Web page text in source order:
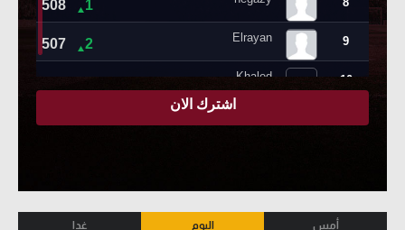
أمس اليوم غدا